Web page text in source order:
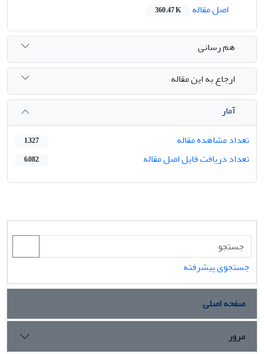
اصل مقاله
360.47 K
هم رسانی
ارجاع به این مقاله
آمار
تعداد مشاهده مقاله
1,327
تعداد دریافت فایل اصل مقاله 6,082
جستجوی پیشرفته
صفحه اصلی
مرور